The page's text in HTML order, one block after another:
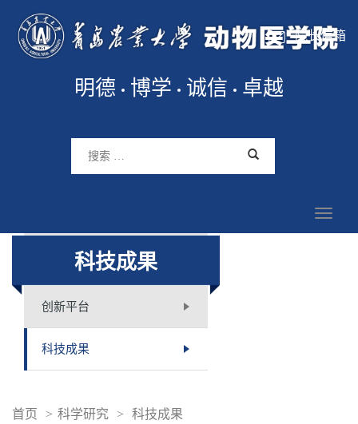
院长信箱
明德 博学 诚信 卓越
科技成果
创新平台
科技成果
首页 > 科学研究 > 科技成果